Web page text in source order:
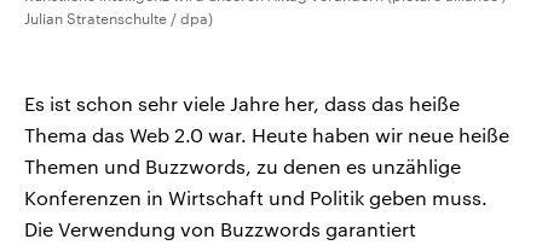
Julian Stratenschulte / dpa)
Es ist schon sehr viele Jahre her, dass das heiße
Thema das Web 2.0 war. Heute haben wir neue heiße
Themen und Buzzwords, zu denen es unzählige
Konferenzen in Wirtschaft und Politik geben muss.
Die Verwendung von Buzzwords garantiert